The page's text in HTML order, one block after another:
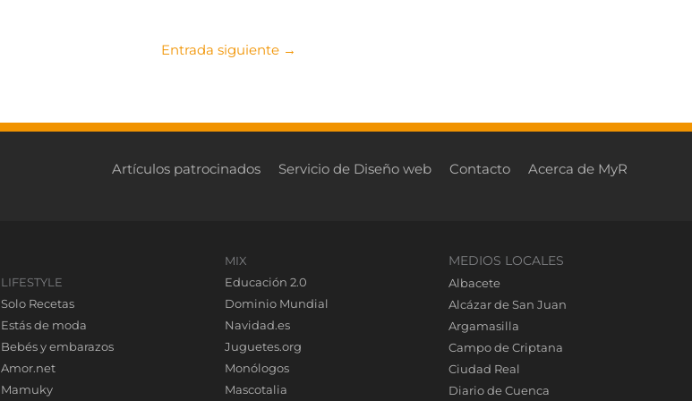
Entrada siguiente →
Artículos patrocinados Servicio de Diseño web Contacto Acerca de MyR
LIFESTYLE
Solo Recetas
Estás de moda
Bebés y embarazos
Amor.net
Mamuky
MIX
Educación 2.0
Dominio Mundial
Navidad.es
Juguetes.org
Monólogos
Mascotalia
MEDIOS LOCALES
Albacete
Alcázar de San Juan
Argamasilla
Campo de Criptana
Ciudad Real
Diario de Cuenca